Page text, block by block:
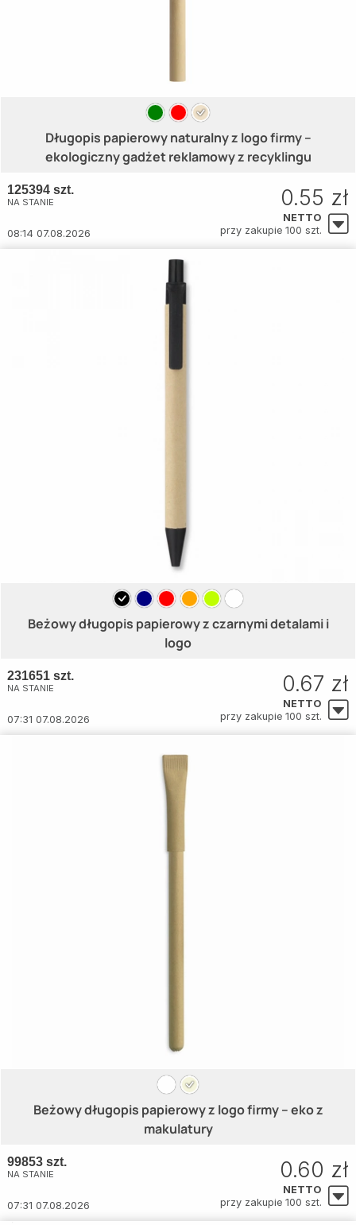
Długopis papierowy naturalny z logo firmy –
ekologiczny gadżet reklamowy z recyklingu
125394 szt.
NA STANIE
08:14 07.08.2026
0.55 zł
NETTO
przy zakupie 100 szt.
Beżowy długopis papierowy z czarnymi detalami i
logo
231651 szt.
NA STANIE
07:31 07.08.2026
0.67 zł
NETTO
przy zakupie 100 szt.
Beżowy długopis papierowy z logo firmy – eko z
makulatury
99853 szt.
NA STANIE
07:31 07.08.2026
0.60 zł
NETTO
przy zakupie 100 szt.